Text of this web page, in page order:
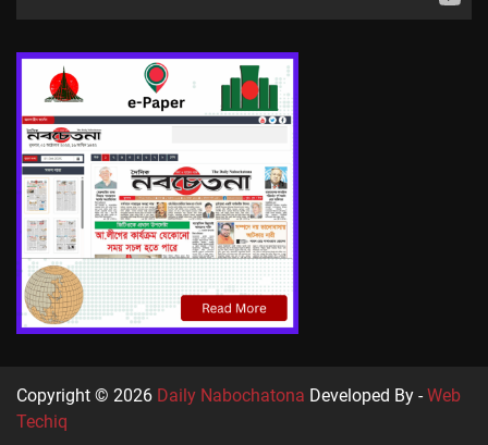
Copyright © 2026 Daily Nabochatona Developed By -Web
Techiq